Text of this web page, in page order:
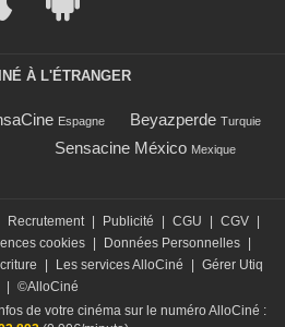
À L'ÉTRANGER
Espagne Beyazperde Turquie
Sensacine México Mexique
Recrutement Publicité CGU CGV
cookies Données Personnelles
Les services AlloCiné
Gérer Utiq
©AlloCiné
de votre cinéma sur le numéro AlloCiné :